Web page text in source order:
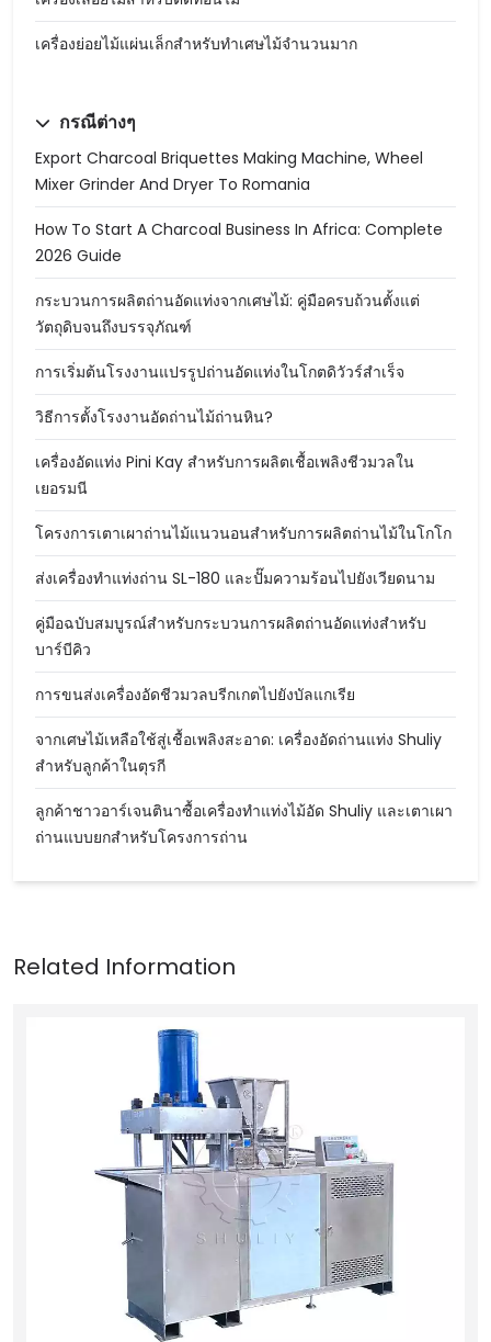
เครื่องย่อยไม้แผ่นเล็กสำหรับทำเศษไม้จำนวนมาก
กรณีต่างๆ
Export Charcoal Briquettes Making Machine, Wheel
Mixer Grinder And Dryer To Romania
How To Start A Charcoal Business In Africa: Complete
2026 Guide
กระบวนการผลิตถ่านอัดแท่งจากเศษไม้: คู่มือครบถ้วนตั้งแต่
วัตถุดิบจนถึงบรรจุภัณฑ์
การเริ่มต้นโรงงานแปรรูปถ่านอัดแท่งในโกตดิวัวร์สำเร็จ
วิธีการตั้งโรงงานอัดถ่านไม้ถ่านหิน?
เครื่องอัดแท่ง Pini Kay สำหรับการผลิตเชื้อเพลิงชีวมวลใน
เยอรมนี
โครงการเตาเผาถ่านไม้แนวนอนสำหรับการผลิตถ่านไม้ในโกโก
ส่งเครื่องทำแท่งถ่าน SL-180 และปั๊มความร้อนไปยังเวียดนาม
คู่มือฉบับสมบูรณ์สำหรับกระบวนการผลิตถ่านอัดแท่งสำหรับ
บาร์บีคิว
การขนส่งเครื่องอัดชีวมวลบรีกเกตไปยังบัลแกเรีย
จากเศษไม้เหลือใช้สู่เชื้อเพลิงสะอาด: เครื่องอัดถ่านแท่ง Shuliy
สำหรับลูกค้าในตุรกี
ลูกค้าชาวอาร์เจนตินาซื้อเครื่องทำแท่งไม้อัด Shuliy และเตาเผา
ถ่านแบบยกสำหรับโครงการถ่าน